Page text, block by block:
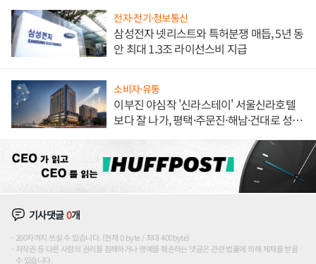
전자·전기·정보통신
삼성전자 넷리스트와 특허분쟁 매듭, 5년 동
안 최대 1.3조 라이선스비 지급
소비자·유통
이부진 야심작 '신라스테이' 서울신라호텔
보다 잘 나가, 평택·주문진·해남·건대로 성
기사댓글0개
200자까지 쓰실 수 있습니다. (현재 0 byte / 최대 400byte)
저작권 등 다른 사람의 권리를 침해하거나 명예를 훼손하는 댓글은 관련 법률에 의해 제재를 받을
수 있습니다.